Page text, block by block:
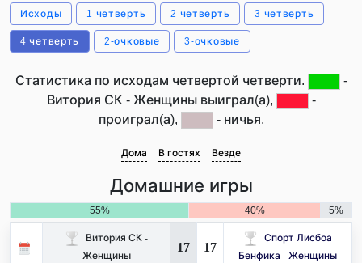
Исходы 1 четверть 2 четверть 3 четверть
4 четверть 2-очковые 3-очковые
Статистика по исходам четвертой четверти.
-
Витория СК - Женщины выиграл(а),
-
проиграл(а),
- ничья.
Дома В гостях Везде
Домашние игры
55% 40% 5%
Витория СК -
Женщины
17 17
Спорт Лисбоа
Бенфика - Женщины